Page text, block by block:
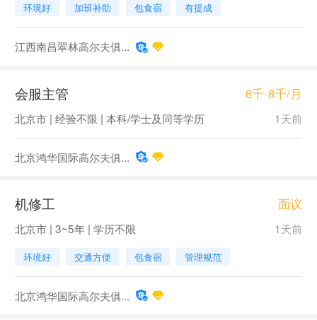
环境好 加班补助 包食宿 有提成
江西南昌翠林高尔夫俱...
会服主管 6千-8千/月
北京市 | 经验不限 | 本科/学士及同等学历 1天前
北京鸿华国际高尔夫俱...
机修工 面议
北京市 | 3~5年 | 学历不限 1天前
环境好 交通方便 包食宿 管理规范
北京鸿华国际高尔夫俱...